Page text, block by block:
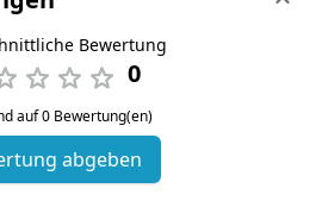
Bewertung
0
auf 0 Bewertung(en)
abgeben